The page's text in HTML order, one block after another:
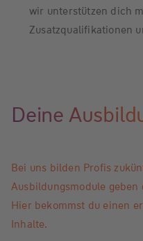
wir unterstützen dich
Zusatzqualifikationen
Deine
Bei uns bilden Profis
Ausbildungsmodule
Hier bekommst du einen
Inhalte.